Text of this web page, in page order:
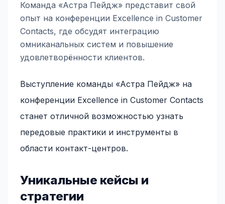
Команда «Астра Пейдж» представит свой
опыт на конференции Excellence in Customer
Contacts, где обсудят интеграцию
омниканальных систем и повышение
удовлетворённости клиентов.
Выступление команды «Астра Пейдж» на
конференции Excellence in Customer Contacts
станет отличной возможностью узнать
передовые практики и инструменты в
области контакт-центров.
Уникальные кейсы и
стратегии